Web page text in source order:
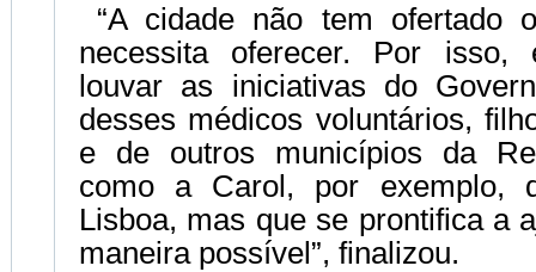
“A cidade não tem ofertado
necessita oferecer. Por isso,
louvar as iniciativas do
desses médicos voluntários,
e de outros municípios da
como a Carol, por exemplo,
Lisboa, mas que se prontifica a
maneira possível”, finalizou.